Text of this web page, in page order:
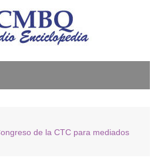
de la CTC para mediados